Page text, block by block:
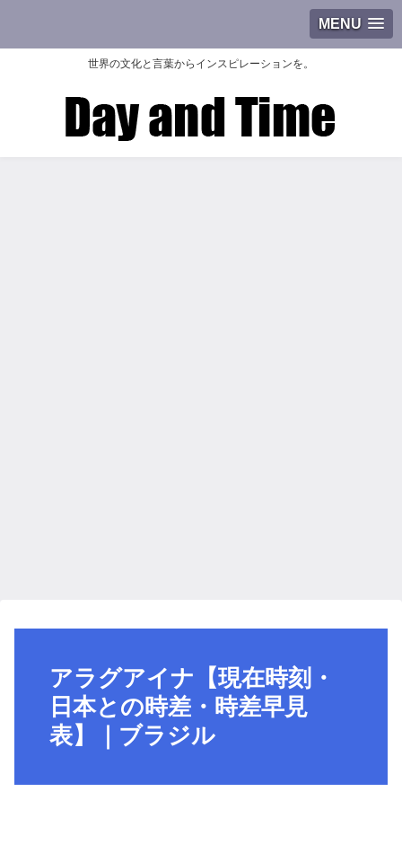
MENU
世界の文化と言葉からインスピレーションを。
アラグアイナ【現在時刻・
日本との時差・時差早見
表】｜ブラジル